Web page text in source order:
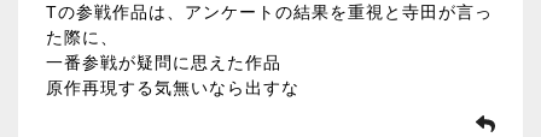
Tの参戦作品は、アンケートの結果を重視と寺田が言っ
た際に、
一番参戦が疑問に思えた作品
原作再現する気無いなら出すな